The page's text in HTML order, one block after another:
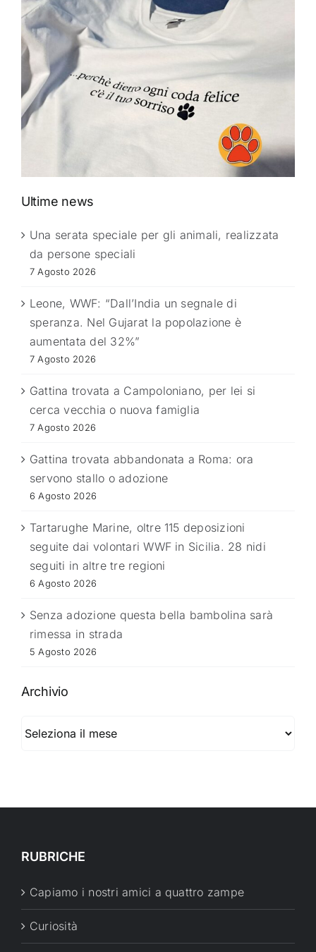
Ultime news
Una serata speciale per gli animali, realizzata
da persone speciali
7 Agosto 2026
Leone, WWF: “Dall’India un segnale di
speranza. Nel Gujarat la popolazione è
aumentata del 32%”
7 Agosto 2026
Gattina trovata a Campoloniano, per lei si
cerca vecchia o nuova famiglia
7 Agosto 2026
Gattina trovata abbandonata a Roma: ora
servono stallo o adozione
6 Agosto 2026
Tartarughe Marine, oltre 115 deposizioni
seguite dai volontari WWF in Sicilia. 28 nidi
seguiti in altre tre regioni
6 Agosto 2026
Senza adozione questa bella bambolina sarà
rimessa in strada
5 Agosto 2026
Archivio
RUBRICHE
Capiamo i nostri amici a quattro zampe
Curiosità